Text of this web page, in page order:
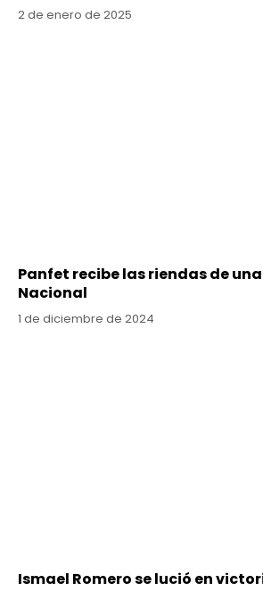
2 de enero de 2025
Panfet recibe las riendas de
Nacional
1 de diciembre de 2024
Ismael Romero se lució en